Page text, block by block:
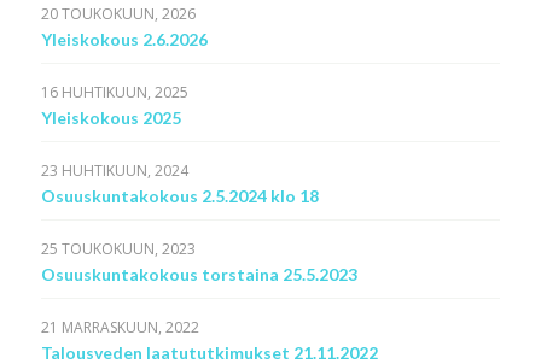
20 TOUKOKUUN, 2026
Yleiskokous 2.6.2026
16 HUHTIKUUN, 2025
Yleiskokous 2025
23 HUHTIKUUN, 2024
Osuuskuntakokous 2.5.2024 klo 18
25 TOUKOKUUN, 2023
Osuuskuntakokous torstaina 25.5.2023
21 MARRASKUUN, 2022
Talousveden laatututkimukset 21.11.2022